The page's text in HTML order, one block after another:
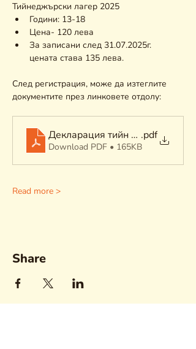
Тийнеджърски лагер 2025
Години: 13-18
Цена- 120 лева
За записани след 31.07.2025г.
цената става 135 лева.
След регистрация, може да изтеглите
документите през линковете отдолу:
Декларация тийн лагер 2025
.pdf
Download PDF • 165KB
Read more >
Share